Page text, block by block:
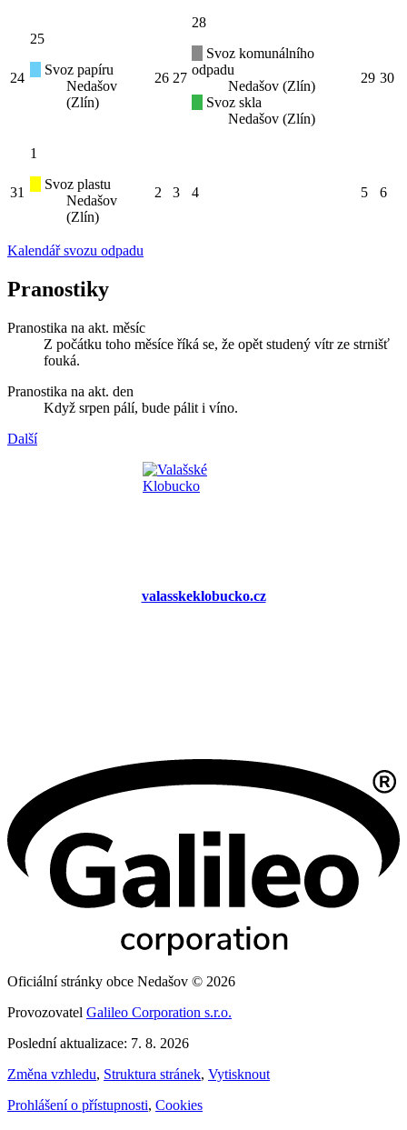
24
25
Svoz papíru
Nedašov
(Zlín)
26 27
28
Svoz komunálního
odpadu
Nedašov (Zlín)
Svoz skla
Nedašov (Zlín)
29 30
31
1
Svoz plastu
Nedašov
(Zlín)
2 3 4 5 6
Kalendář svozu odpadu
Pranostiky
Pranostika na akt. měsíc
Z počátku toho měsíce říká se, že opět studený vítr ze strnišť
fouká.
Pranostika na akt. den
Když srpen pálí, bude pálit i víno.
Další
valasskeklobucko.cz
Oficiální stránky obce Nedašov © 2026
Provozovatel Galileo Corporation s.r.o.
Poslední aktualizace: 7. 8. 2026
Změna vzhledu, Struktura stránek, Vytisknout
Prohlášení o přístupnosti, Cookies